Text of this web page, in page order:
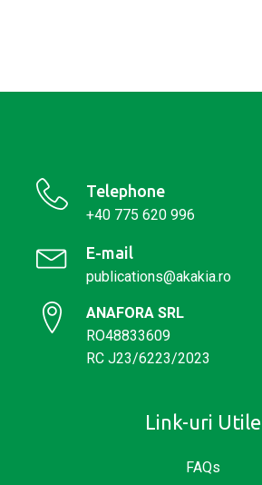
Telephone
+40 775 620 996
E-mail
publications@akakia.ro
ANAFORA SRL
RO48833609
RC J23/6223/2023
Link-uri Utile
FAQs